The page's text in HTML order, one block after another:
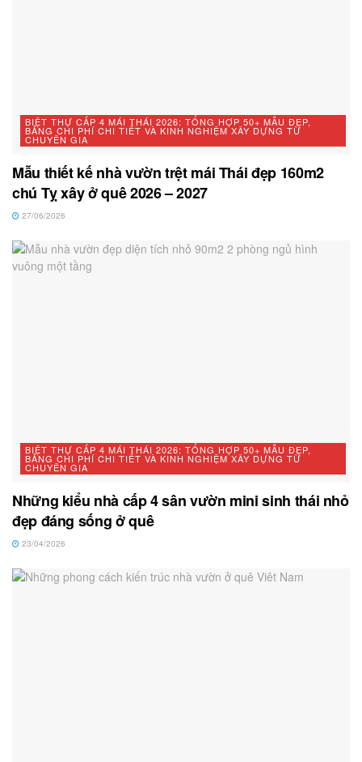
BIỆT THỰ CẤP 4 MÁI THÁI 2026: TỔNG HỢP 50+ MẪU ĐẸP,
BẢNG CHI PHÍ CHI TIẾT VÀ KINH NGHIỆM XÂY DỰNG TỪ
CHUYÊN GIA
Mẫu thiết kế nhà vườn trệt mái Thái đẹp 160m2
chú Tỵ xây ở quê 2026 – 2027
27/06/2026
BIỆT THỰ CẤP 4 MÁI THÁI 2026: TỔNG HỢP 50+ MẪU ĐẸP,
BẢNG CHI PHÍ CHI TIẾT VÀ KINH NGHIỆM XÂY DỰNG TỪ
CHUYÊN GIA
Những kiểu nhà cấp 4 sân vườn mini sinh thái nhỏ
đẹp đáng sống ở quê
23/04/2026